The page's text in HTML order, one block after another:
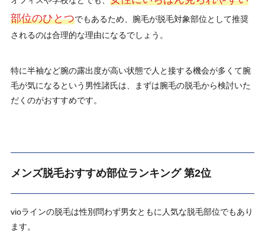
部位のひとつでもあるため、腕毛が脱毛対象部位として推奨
されるのは合理的な理由になるでしょう。
特に半袖など腕の露出度が高い状態で人と接する機会が多くて腕
毛が気になるという男性諸氏は、まずは腕毛の脱毛から検討いた
だくのがおすすめです。
メンズ脱毛おすすめ部位ランキング 第2位
vioラインの脱毛は性別問わず男女ともに人気な脱毛部位でもあり
ます。